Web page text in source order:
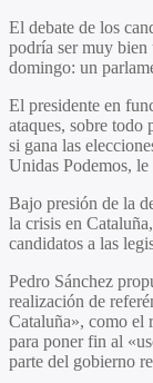
El debate de los
podría ser muy
domingo: un
El presidente en
ataques, sobre todo
si gana las
Unidas Podemos,
Bajo presión de la
la crisis en
candidatos a las
Pedro Sánchez
realización de
Cataluña», como el
para poner fin al
parte del gobierno